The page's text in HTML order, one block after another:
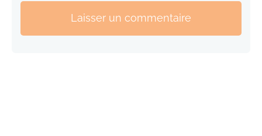
Laisser un commentaire